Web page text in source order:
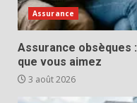
Assurance
Assurance obsèques
que vous aimez
3 août 2026